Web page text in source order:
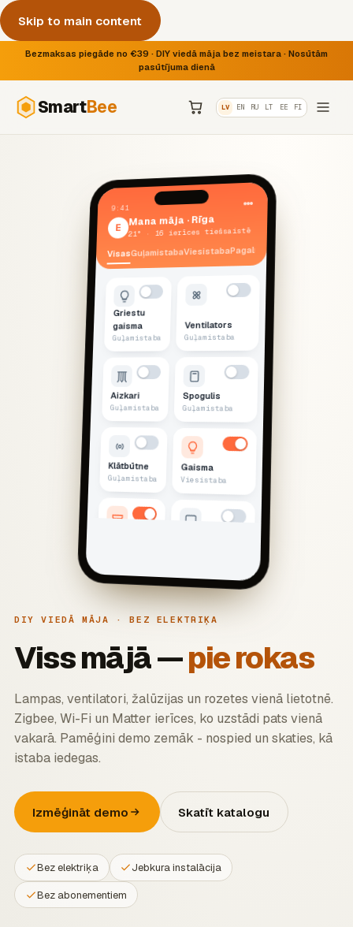
Skip to main content
Bezmaksas piegāde no €39 · DIY viedā māja bez meistara · Nosūtām
pasūtījuma dienā
SmartBee LV EN RU LT EE FI
DIY VIEDĀ MĀJA · BEZ ELEKTRIĶA
Viss mājā —pie rokas
Lampas, ventilatori, žalūzijas un rozetes vienā lietotnē.
Zigbee, Wi-Fi un Matter ierīces, ko uzstādi pats vienā
vakarā. Pamēģini demo zemāk - nospied un skaties, kā
istaba iedegas.
Izmēģināt demo Skatīt katalogu
Bez elektriķa Jebkura instalācija
Bez abonementiem
9:41
E Mana māja · Rīga
21° · 16 ierīces tiešsaistē
VisasGuļamistabaViesistabaPagalms
Griestu
gaisma
Guļamistaba
Ventilators
Guļamistaba
Aizkari
Guļamistaba
Spogulis
Guļamistaba
Klātbūtne
Guļamistaba
Gaisma
Viesistaba
Viesistaba
Mājas panelis
Viesistaba
Viesistaba Viesistaba
Pagalms Auto lādētājs
Pagalms